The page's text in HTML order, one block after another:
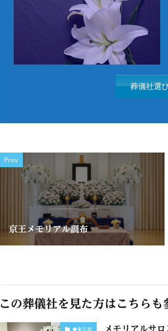
葬儀社選
Prev
京王メモリアル調布
この葬儀社を見た方はこちらも
◆東京都 メモリアルサ